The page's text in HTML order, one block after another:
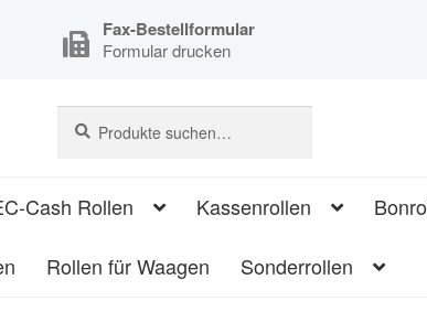
Fax-Bestellformular
Formular drucken
nach:
Cash Rollen Kassenrollen
Rollen für Waagen Sonderrollen